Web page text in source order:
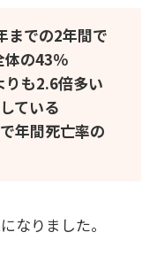
までの2年間で
体の43％
りも2.6倍多い
ている
年間死亡率の
なりました。